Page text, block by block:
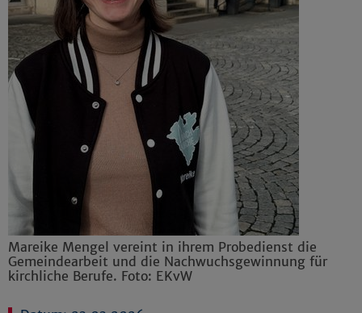
Mareike Mengel vereint in ihrem Probedienst die
Gemeindearbeit und die Nachwuchsgewinnung für
kirchliche Berufe. Foto: EKvW